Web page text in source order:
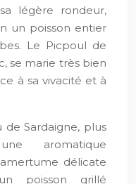
légère rondeur,
un poisson entier
Le Picpoul de
se marie très bien
à sa vivacité et à
Sardaigne, plus
aromatique
délicate
poisson grillé